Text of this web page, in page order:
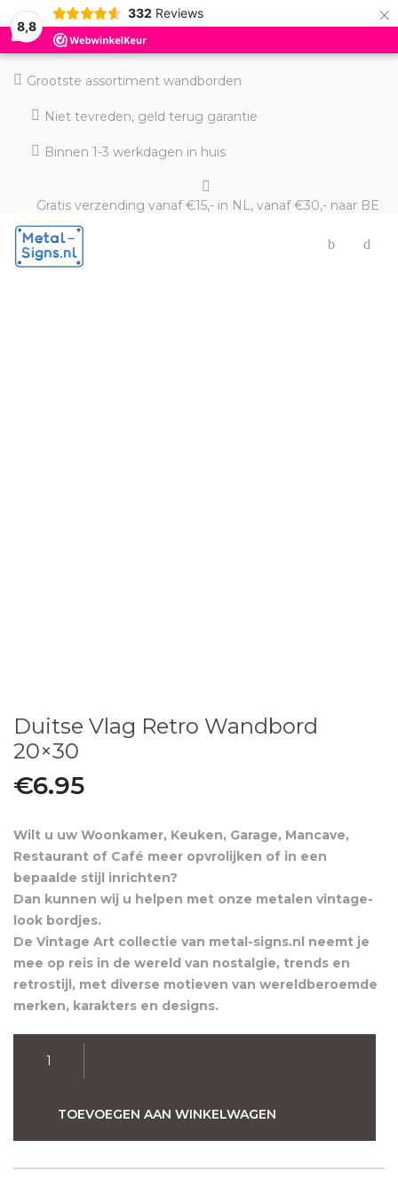
8,8
332 Reviews ×
Grootste assortiment wandborden
Niet tevreden, geld terug garantie
Binnen 1-3 werkdagen in huis
Gratis verzending vanaf €15,- in NL, vanaf €30,- naar BE
Duitse Vlag Retro Wandbord
20×30
€6.95
Wilt u uw Woonkamer, Keuken, Garage, Mancave,
Restaurant of Café meer opvrolijken of in een
bepaalde stijl inrichten?
Dan kunnen wij u helpen met onze metalen vintage-
look bordjes.
De Vintage Art collectie van metal-signs.nl neemt je
mee op reis in de wereld van nostalgie, trends en
retrostijl, met diverse motieven van wereldberoemde
merken, karakters en designs.
WandbordTOEVOEGEN AAN WINKELWAGEN